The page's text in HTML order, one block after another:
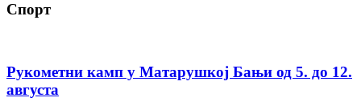
Спорт
Рукометни камп у Матарушкој Бањи од 5. до 12.
августа